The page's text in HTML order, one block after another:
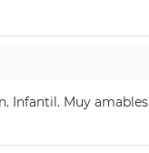
Infantil. Muy amables